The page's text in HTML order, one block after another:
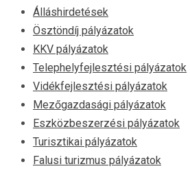
Álláshirdetések
Ösztöndíj pályázatok
KKV pályázatok
Telephelyfejlesztési pályázatok
Vidékfejlesztési pályázatok
Mezőgazdasági pályázatok
Eszközbeszerzési pályázatok
Turisztikai pályázatok
Falusi turizmus pályázatok